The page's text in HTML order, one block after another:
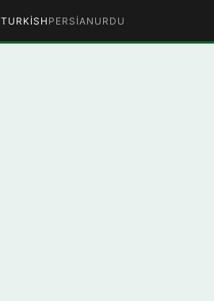
TURKISH PERSIAN URDU